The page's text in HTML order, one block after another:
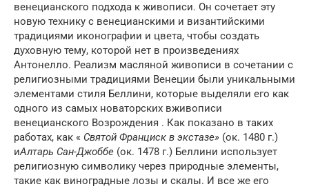
венецианского подхода к живописи. Он сочетает эту
новую технику с венецианскими и византийскими
традициями иконографии и цвета, чтобы создать
духовную тему, которой нет в произведениях
Антонелло. Реализм масляной живописи в сочетании с
религиозными традициями Венеции были уникальными
элементами стиля Беллини, которые выделяли его как
одного из самых новаторских вживописи
венецианского Возрождения . Как показано в таких
работах, как « Святой Франциск в экстазе» (ок. 1480 г.)
иАлтарь Сан-Джоббе (ок. 1478 г.) Беллини использует
религиозную символику через природные элементы,
такие как виноградные лозы и скалы. И все же его